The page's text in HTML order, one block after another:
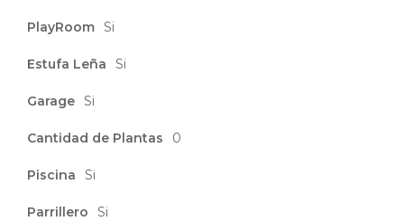
PlayRoom Si
Estufa Leña Si
Garage Si
Cantidad de Plantas 0
Piscina Si
Parrillero Si